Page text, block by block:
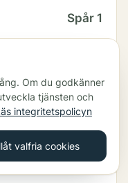
Spår 1
Spår
Om du godkänner
tjänsten och
integritetspolicyn
valfria cookies